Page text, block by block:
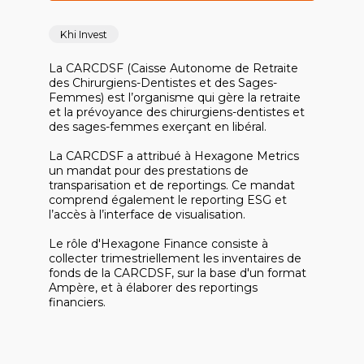
Khi Invest
La CARCDSF (Caisse Autonome de Retraite
des Chirurgiens-Dentistes et des Sages-
Femmes) est l’organisme qui gère la retraite
et la prévoyance des chirurgiens-dentistes et
des sages-femmes exerçant en libéral.
La CARCDSF a attribué à Hexagone Metrics
un mandat pour des prestations de
transparisation et de reportings. Ce mandat
comprend également le reporting ESG et
l’accès à l’interface de visualisation.
Le rôle d'Hexagone Finance consiste à
collecter trimestriellement les inventaires de
fonds de la CARCDSF, sur la base d'un format
Ampère, et à élaborer des reportings
financiers.